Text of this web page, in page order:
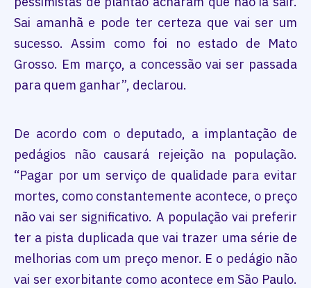
Sai amanhã e pode ter certeza que vai ser um
sucesso. Assim como foi no estado de Mato
Grosso. Em março, a concessão vai ser passada
para quem ganhar”, declarou.
De acordo com o deputado, a implantação de
pedágios não causará rejeição na população.
“Pagar por um serviço de qualidade para evitar
mortes, como constantemente acontece, o preço
não vai ser significativo. A população vai preferir
ter a pista duplicada que vai trazer uma série de
melhorias com um preço menor. E o pedágio não
vai ser exorbitante como acontece em São Paulo.